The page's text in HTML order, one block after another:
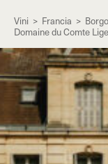
Vini > Francia >
Domaine du Comte